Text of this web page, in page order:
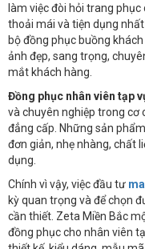
làm việc đòi hỏi trang
thoải mái và tiện dụng
bộ đồng phục buồng
ảnh đẹp, sang trọng,
mắt khách hàng.
Đồng phục nhân viên tạp
và chuyên nghiệp trong cơ
đẳng cấp. Những sản
đơn giản, nhẹ nhàng, chất
dụng.
Chính vì vậy, việc đầu tư
kỳ quan trọng và để chọn
cần thiết. Zeta Miền Bắc
đồng phục cho nhân viên